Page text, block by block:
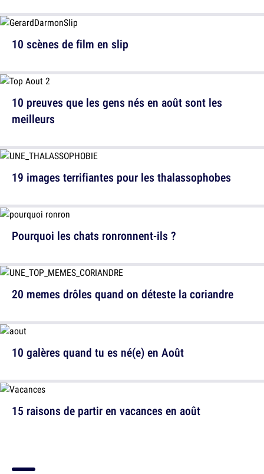
10 preuves que les gens nés en août sont les
meilleurs
Pourquoi les chats ronronnent-ils ?
10 galères quand tu es né(e) en Août
10 scènes de film en slip
19 images terrifiantes pour les thalassophobes
20 memes drôles quand on déteste la coriandre
15 raisons de partir en vacances en août